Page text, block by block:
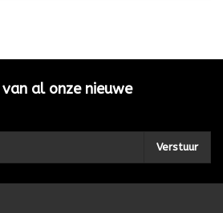
al onze nieuwe
Verstuur